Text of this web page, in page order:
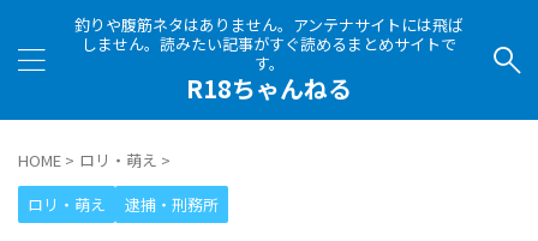
釣りや腹筋ネタはありません。アンテナサイトには飛ば
しません。読みたい記事がすぐ読めるまとめサイトで
す。
R18ちゃんねる
HOME > ロリ・萌え >
ロリ・萌え
逮捕・刑務所